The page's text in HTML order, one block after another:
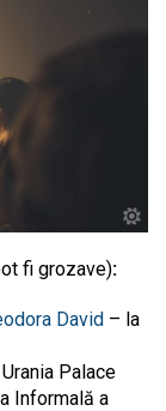
fi grozave):
David – la
Palace
Informală a